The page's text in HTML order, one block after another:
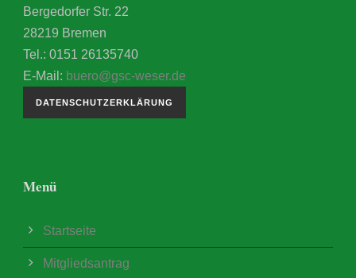
Bergedorfer Str. 22
28219 Bremen
Tel.: 0151 26135740
E-Mail: buero@gsc-weser.de
DATENSCHUTZERKLÄRUNG
Menü
Startseite
Mitgliedsantrag